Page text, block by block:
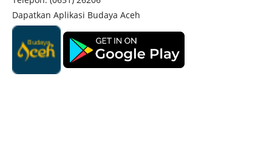
Dapatkan Aplikasi Budaya Aceh